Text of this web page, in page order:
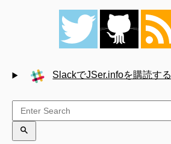
SlackでJSer.infoを購読する